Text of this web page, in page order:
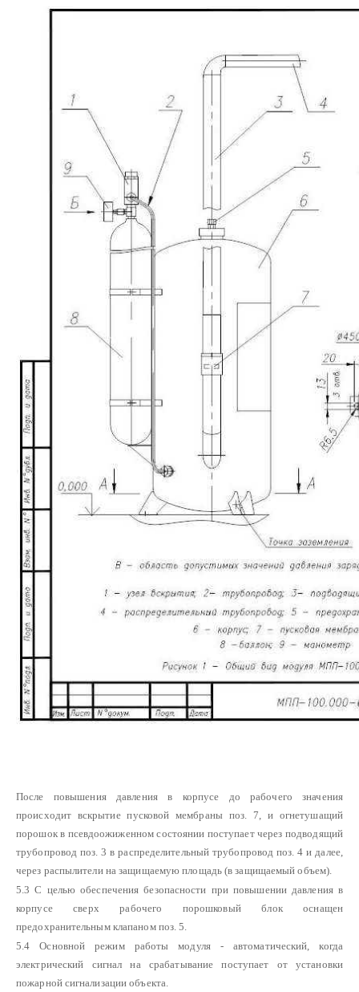
После повышения давления в корпусе до рабочего значения
происходит вскрытие пусковой мембраны поз. 7, и огнетушащий
порошок в псевдоожиженном состоянии поступает через подводящий
трубопровод поз. 3 в распределительный трубопровод поз. 4 и далее,
через распылители на защищаемую площадь (в защищаемый объем).
5.3 С целью обеспечения безопасности при повышении давления в
корпусе сверх рабочего порошковый блок оснащен
предохранительным клапаном поз. 5.
5.4 Основной режим работы модуля - автоматический, когда
электрический сигнал на срабатывание поступает от установки
пожарной сигнализации объекта.